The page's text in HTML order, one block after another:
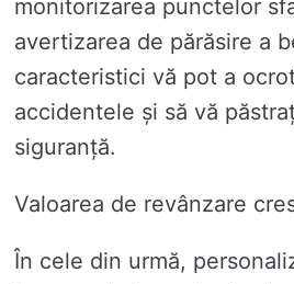
monitorizarea punctelor
avertizarea de părăsire a
caracteristici vă pot a
accidentele și să vă
siguranță.
Valoarea de revânzare
În cele din urmă,